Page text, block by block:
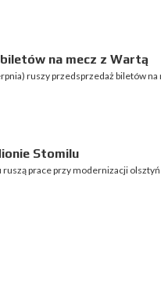
na mecz z Wartą
ruszy przedsprzedaż biletów na
Stomilu
prace przy modernizacji